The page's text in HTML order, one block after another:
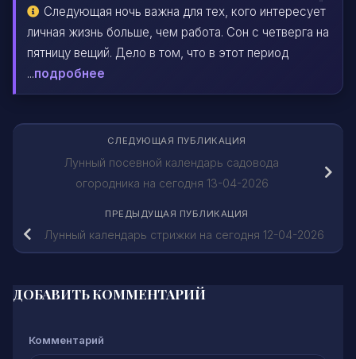
Следующая ночь важна для тех, кого интересует
личная жизнь больше, чем работа. Сон с четверга на
пятницу вещий. Дело в том, что в этот период
...подробнее
СЛЕДУЮЩАЯ ПУБЛИКАЦИЯ
Лунный посевной календарь садовода
огородника на сегодня 13-04-2026
ПРЕДЫДУЩАЯ ПУБЛИКАЦИЯ
Лунный календарь стрижки на сегодня 12-04-2026
ДОБАВИТЬ КОММЕНТАРИЙ
Комментарий